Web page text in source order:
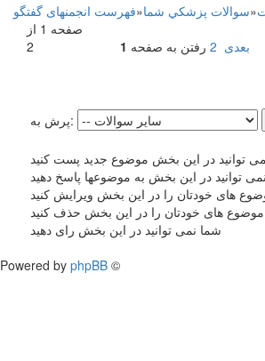
فهرست انجمنهای گفتگو»سوالات پزشکي شما»
صفحه 1 از
2
رفتن به صفحه 1 2 بعدی
پرش به:
توانید در این بخش موضوع جدید پست کنید
توانید در این بخش به موضوعها پاسخ دهید
های خودتان را در این بخش ویرایش کنید
موضوع های خودتان را در این بخش حذف کنید
شما نمی توانید در این بخش رای دهید
Powered by phpBB ©